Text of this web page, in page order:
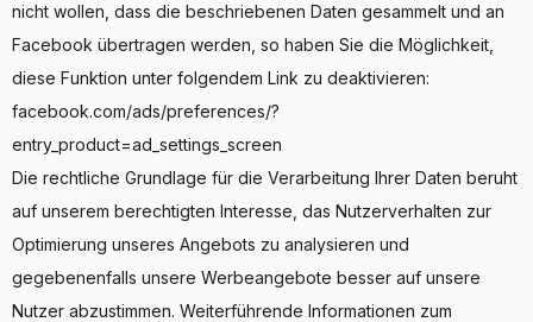
nicht wollen, dass die beschriebenen Daten gesammelt und an
Facebook übertragen werden, so haben Sie die Möglichkeit,
diese Funktion unter folgendem Link zu deaktivieren:
facebook.com/ads/preferences/?
entry_product=ad_settings_screen
Die rechtliche Grundlage für die Verarbeitung Ihrer Daten beruht
auf unserem berechtigten Interesse, das Nutzerverhalten zur
Optimierung unseres Angebots zu analysieren und
gegebenenfalls unsere Werbeangebote besser auf unsere
Nutzer abzustimmen. Weiterführende Informationen zum